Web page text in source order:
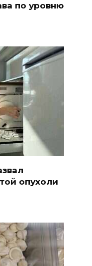
по уровню
опухоли